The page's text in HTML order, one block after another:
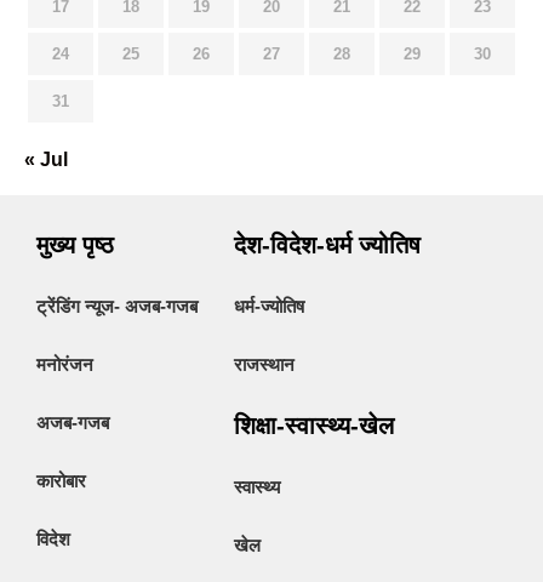
17 18 19 20 21 22 23
24 25 26 27 28 29 30
31
« Jul
मुख्य पृष्ठ
ट्रेंडिंग न्यूज- अजब-गजब
मनोरंजन
अजब-गजब
कारोबार
विदेश
देश-विदेश-धर्म ज्योतिष
धर्म-ज्योतिष
राजस्थान
शिक्षा-स्वास्थ्य-खेल
स्वास्थ्य
खेल